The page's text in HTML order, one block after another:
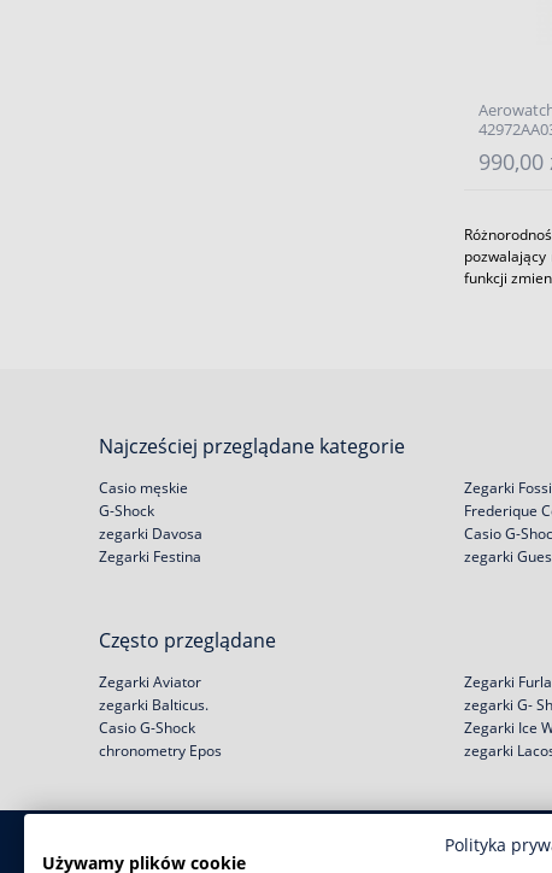
990,00
funkcji
Najcześciej przeglądane kategorie
Casio męskie
G-Shock
zegarki Davosa
Zegarki Festina
Zegarki
Frederique
Casio G-
zegarki
Często przeglądane
Zegarki Aviator
zegarki Balticus.
Casio G-Shock
chronometry Epos
Zegarki Furla
zegarki G-
Zegarki Ice
zegarki
Zakupy
Polityka
Używamy plików cookie